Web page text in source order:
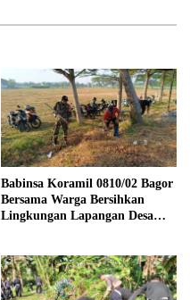
Babinsa Koramil 0810/02 Bagor
Bersama Warga Bersihkan
Lingkungan Lapangan Desa